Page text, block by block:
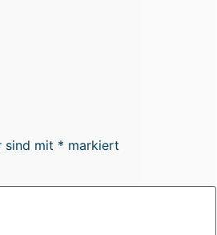
sind mit * markiert